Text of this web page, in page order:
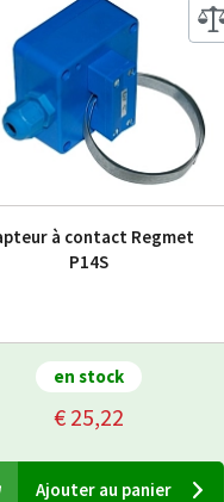
à contact Regmet
P14S
en stock
€ 25,22
Ajouter au panier